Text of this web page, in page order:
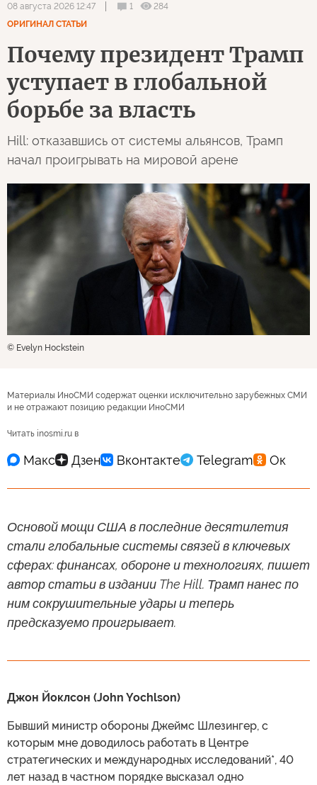
08 августа 2026 12:47 1
284
ОРИГИНАЛ СТАТЬИ
Почему президент Трамп
уступает в глобальной
борьбе за власть
Hill: отказавшись от системы альянсов, Трамп
начал проигрывать на мировой арене
© Evelyn Hockstein
Материалы ИноСМИ содержат оценки исключительно зарубежных СМИ
и не отражают позицию редакции ИноСМИ
Читать inosmi.ru в
Основой мощи США в последние десятилетия
стали глобальные системы связей в ключевых
сферах: финансах, обороне и технологиях, пишет
автор статьи в издании The Hill. Трамп нанес по
ним сокрушительные удары и теперь
предсказуемо проигрывает.
Джон Йоклсон (John Yochlson)
Бывший министр обороны Джеймс Шлезингер, с
которым мне доводилось работать в Центре
стратегических и международных исследований*, 40
лет назад в частном порядке высказал одно